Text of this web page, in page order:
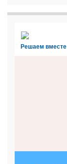
Решаем вместе